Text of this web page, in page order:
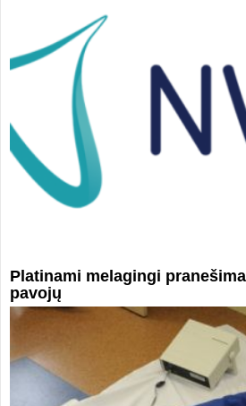
Platinami melagingi
pavojų